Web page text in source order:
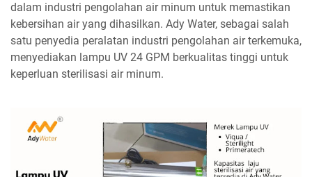
dalam industri pengolahan air minum untuk memastikan
kebersihan air yang dihasilkan. Ady Water, sebagai salah
satu penyedia peralatan industri pengolahan air terkemuka,
menyediakan lampu UV 24 GPM berkualitas tinggi untuk
keperluan sterilisasi air minum.